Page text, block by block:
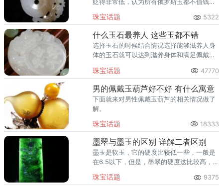
贬得非常低，认为所有俄罗斯玉都不值钱，
有一些比较好的料算是好玉。
珠宝话题 5322
什么玉石最养人 这些玉都不错
选择玉石的时候结合情况选择能够滋养人身
体的玉石就可以达到滋养身体和满足佩戴需
养人是很有必要的，那么，接下来就来看看
目前排名前三的养人的玉石情况
珠宝话题 47770
男的佩戴玉葫芦好不好 有什么寓意
下面就来对男性佩戴玉葫芦的相关情况做了
解。
珠宝话题 18333
墨翠与墨玉的区别 详解二者区别
墨玉是软玉，它的硬度比较低一些，一般是
在6.5以下，但是，墨翠的硬度这比较高，可
翠和墨玉进行区别。
珠宝话题 9375